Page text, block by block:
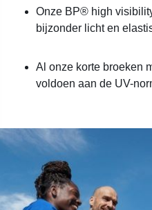
Onze BP® high
bijzonder licht en
Al onze korte broeken
voldoen aan de UV-